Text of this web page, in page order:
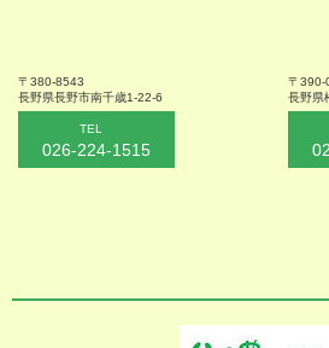
〒380-8543
長野県長野市南千歳1-22-6
TEL
026-224-1515
〒390-
長野県